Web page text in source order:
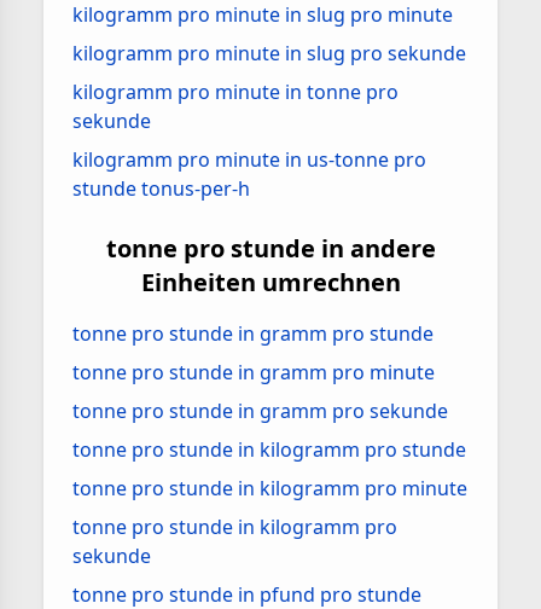
kilogramm pro minute in slug pro minute
kilogramm pro minute in slug pro sekunde
kilogramm pro minute in tonne pro
sekunde
kilogramm pro minute in us-tonne pro
stunde tonus-per-h
tonne pro stunde in andere
Einheiten umrechnen
tonne pro stunde in gramm pro stunde
tonne pro stunde in gramm pro minute
tonne pro stunde in gramm pro sekunde
tonne pro stunde in kilogramm pro stunde
tonne pro stunde in kilogramm pro minute
tonne pro stunde in kilogramm pro
sekunde
tonne pro stunde in pfund pro stunde